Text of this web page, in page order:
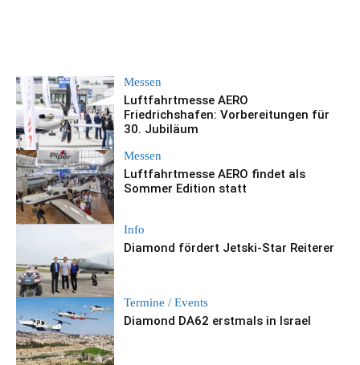
Messen
Luftfahrtmesse AERO
Friedrichshafen: Vorbereitungen für
30. Jubiläum
Messen
Luftfahrtmesse AERO findet als
Sommer Edition statt
Info
Diamond fördert Jetski-Star Reiterer
Termine / Events
Diamond DA62 erstmals in Israel